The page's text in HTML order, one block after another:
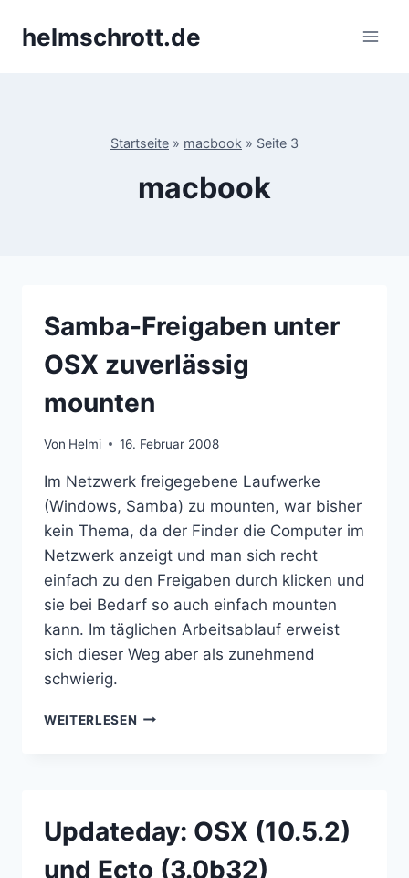
Inhalthelmschrott.de
Startseite » macbook » Seite 3
macbook
Samba-Freigaben unter
OSX zuverlässig
mounten
Von Helmi 16. Februar 2008
Im Netzwerk freigegebene Laufwerke
(Windows, Samba) zu mounten, war bisher
kein Thema, da der Finder die Computer im
Netzwerk anzeigt und man sich recht
einfach zu den Freigaben durch klicken und
sie bei Bedarf so auch einfach mounten
kann. Im täglichen Arbeitsablauf erweist
sich dieser Weg aber als zunehmend
schwierig.
WEITERLESEN SAMBA-
Updateday: OSX (10.5.2)
und Ecto (3.0b32)